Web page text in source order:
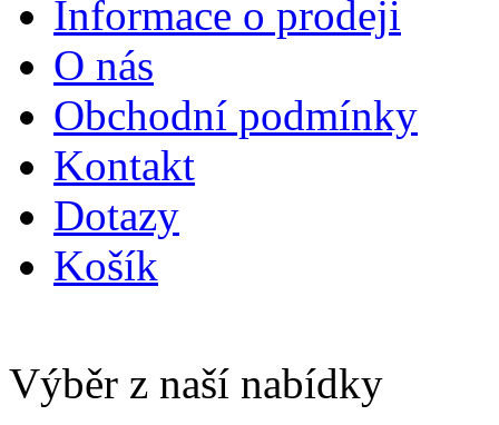
Informace o prodeji
O nás
Obchodní podmínky
Kontakt
Dotazy
Košík
Výběr z naší nabídky